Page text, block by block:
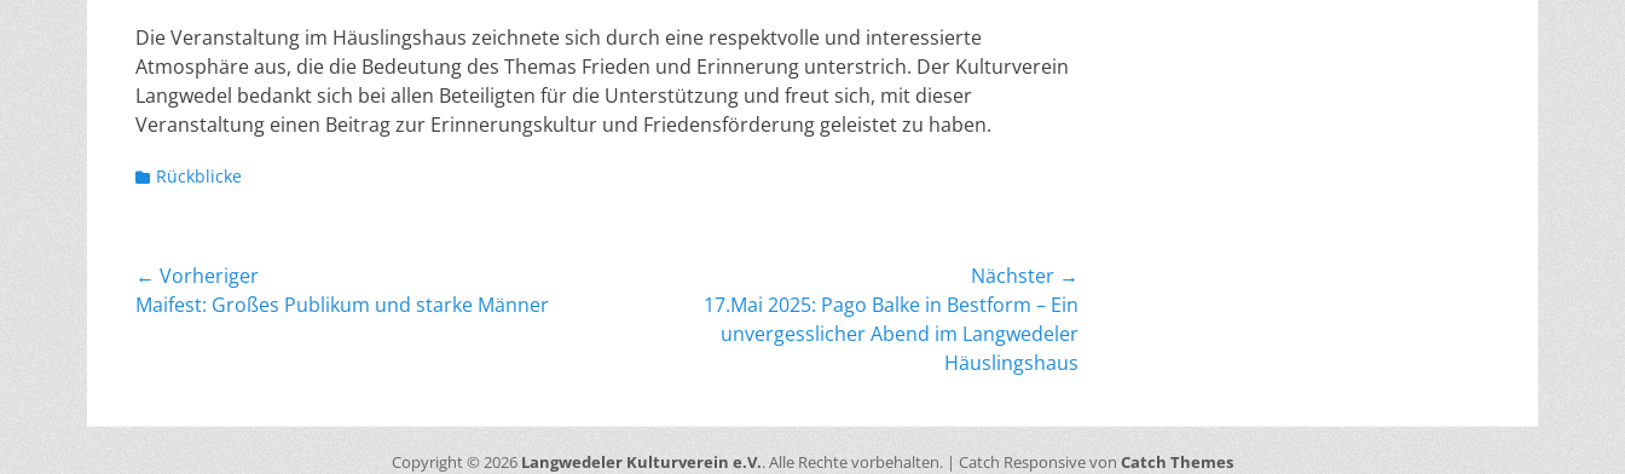
Die Veranstaltung im Häuslingshaus zeichnete sich durch eine respektvolle und interessierte
Atmosphäre aus, die die Bedeutung des Themas Frieden und Erinnerung unterstrich. Der Kulturverein
Langwedel bedankt sich bei allen Beteiligten für die Unterstützung und freut sich, mit dieser
Veranstaltung einen Beitrag zur Erinnerungskultur und Friedensförderung geleistet zu haben.
Kategorien
Rückblicke
Beitragsnavigation
← Vorheriger
Vorheriger
Maifest: Großes Publikum und starke Männer
Nächster →
17.Mai 2025: Pago Balke in Bestform – Ein
unvergesslicher Abend im Langwedeler
Häuslingshaus
Copyright © 2026 Langwedeler Kulturverein e.V.. Alle Rechte vorbehalten. | Catch Responsive von Catch Themes